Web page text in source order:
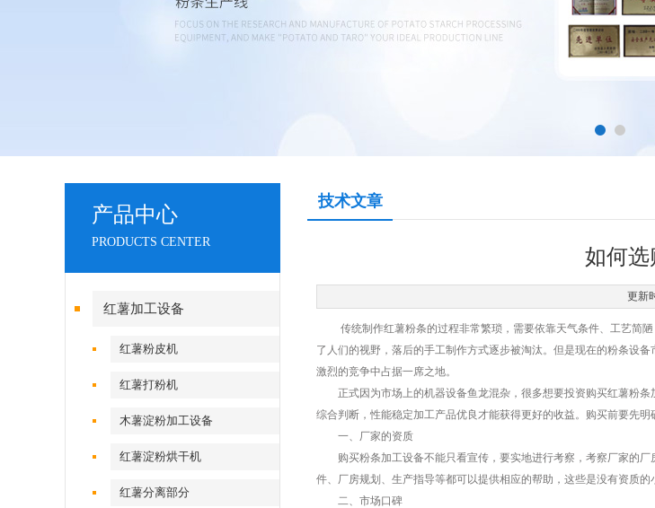
产品中心
PRODUCTS CENTER
红薯加工设备
红薯粉皮机
红薯打粉机
木薯淀粉加工设备
红薯淀粉烘干机
红薯分离部分
技术文章
如何选
更新
传统制作红薯粉条的过程非常繁琐，需要依靠天气条件、工艺简陋
了人们的视野，落后的手工制作方式逐步被淘汰。但是现在的粉条设
激烈的竞争中占据一席之地。
正式因为市场上的机器设备鱼龙混杂，很多想要投资购买红薯粉条
综合判断，性能稳定加工产品优良才能获得更好的收益。购买前要先
一、厂家的资质
购买粉条加工设备不能只看宣传，要实地进行考察，考察厂家的厂
件、厂房规划、生产指导等都可以提供相应的帮助，这些是没有资质的
二、市场口碑